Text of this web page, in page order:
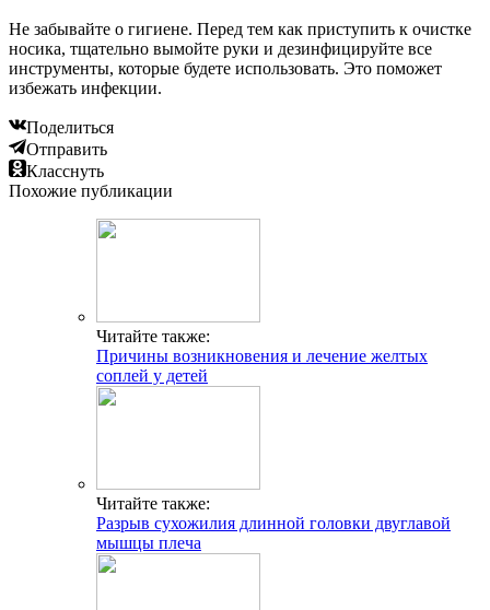
Не забывайте о гигиене. Перед тем как приступить к очистке
носика, тщательно вымойте руки и дезинфицируйте все
инструменты, которые будете использовать. Это поможет
избежать инфекции.
Поделиться
Отправить
Класснуть
Похожие публикации
Читайте также:
Причины возникновения и лечение желтых
соплей у детей
Читайте также:
Разрыв сухожилия длинной головки двуглавой
мышцы плеча